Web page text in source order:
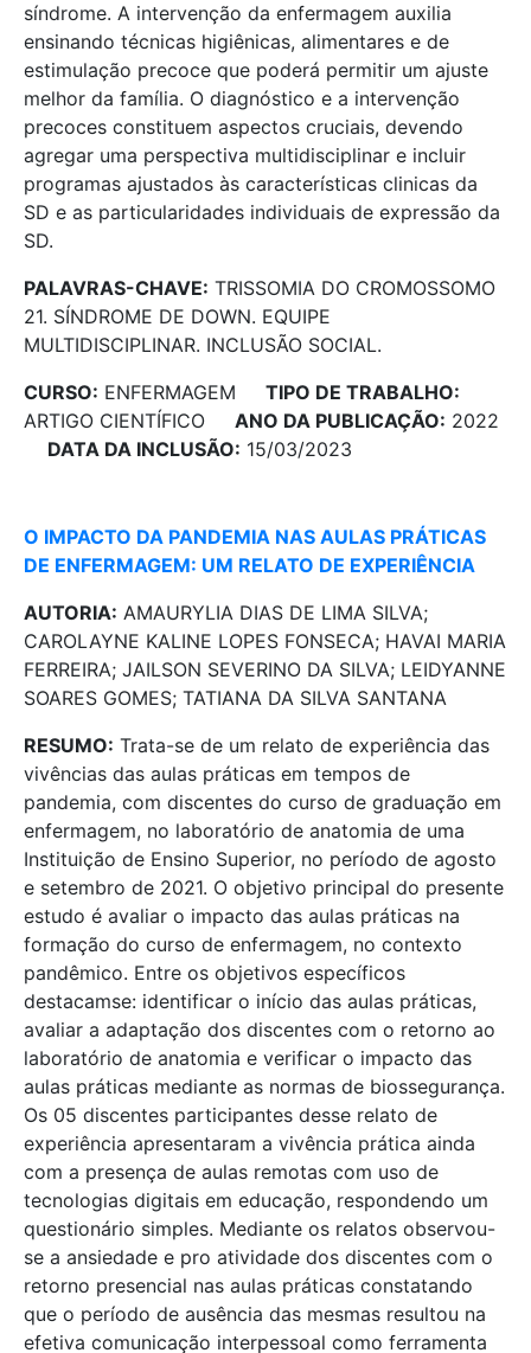
síndrome. A intervenção da enfermagem auxilia
ensinando técnicas higiênicas, alimentares e de
estimulação precoce que poderá permitir um ajuste
melhor da família. O diagnóstico e a intervenção
precoces constituem aspectos cruciais, devendo
agregar uma perspectiva multidisciplinar e incluir
programas ajustados às características clinicas da
SD e as particularidades individuais de expressão da
SD.
PALAVRAS-CHAVE: TRISSOMIA DO CROMOSSOMO
21. SÍNDROME DE DOWN. EQUIPE
MULTIDISCIPLINAR. INCLUSÃO SOCIAL.
CURSO: ENFERMAGEM
TIPO DE TRABALHO:
ARTIGO CIENTÍFICO
ANO DA PUBLICAÇÃO: 2022
DATA DA INCLUSÃO: 15/03/2023
O IMPACTO DA PANDEMIA NAS AULAS PRÁTICAS
DE ENFERMAGEM: UM RELATO DE EXPERIÊNCIA
AUTORIA: AMAURYLIA DIAS DE LIMA SILVA;
CAROLAYNE KALINE LOPES FONSECA; HAVAI MARIA
FERREIRA; JAILSON SEVERINO DA SILVA; LEIDYANNE
SOARES GOMES; TATIANA DA SILVA SANTANA
RESUMO: Trata-se de um relato de experiência das
vivências das aulas práticas em tempos de
pandemia, com discentes do curso de graduação em
enfermagem, no laboratório de anatomia de uma
Instituição de Ensino Superior, no período de agosto
e setembro de 2021. O objetivo principal do presente
estudo é avaliar o impacto das aulas práticas na
formação do curso de enfermagem, no contexto
pandêmico. Entre os objetivos específicos
destacamse: identificar o início das aulas práticas,
avaliar a adaptação dos discentes com o retorno ao
laboratório de anatomia e verificar o impacto das
aulas práticas mediante as normas de biossegurança.
Os 05 discentes participantes desse relato de
experiência apresentaram a vivência prática ainda
com a presença de aulas remotas com uso de
tecnologias digitais em educação, respondendo um
questionário simples. Mediante os relatos observou-
se a ansiedade e pro atividade dos discentes com o
retorno presencial nas aulas práticas constatando
que o período de ausência das mesmas resultou na
efetiva comunicação interpessoal como ferramenta